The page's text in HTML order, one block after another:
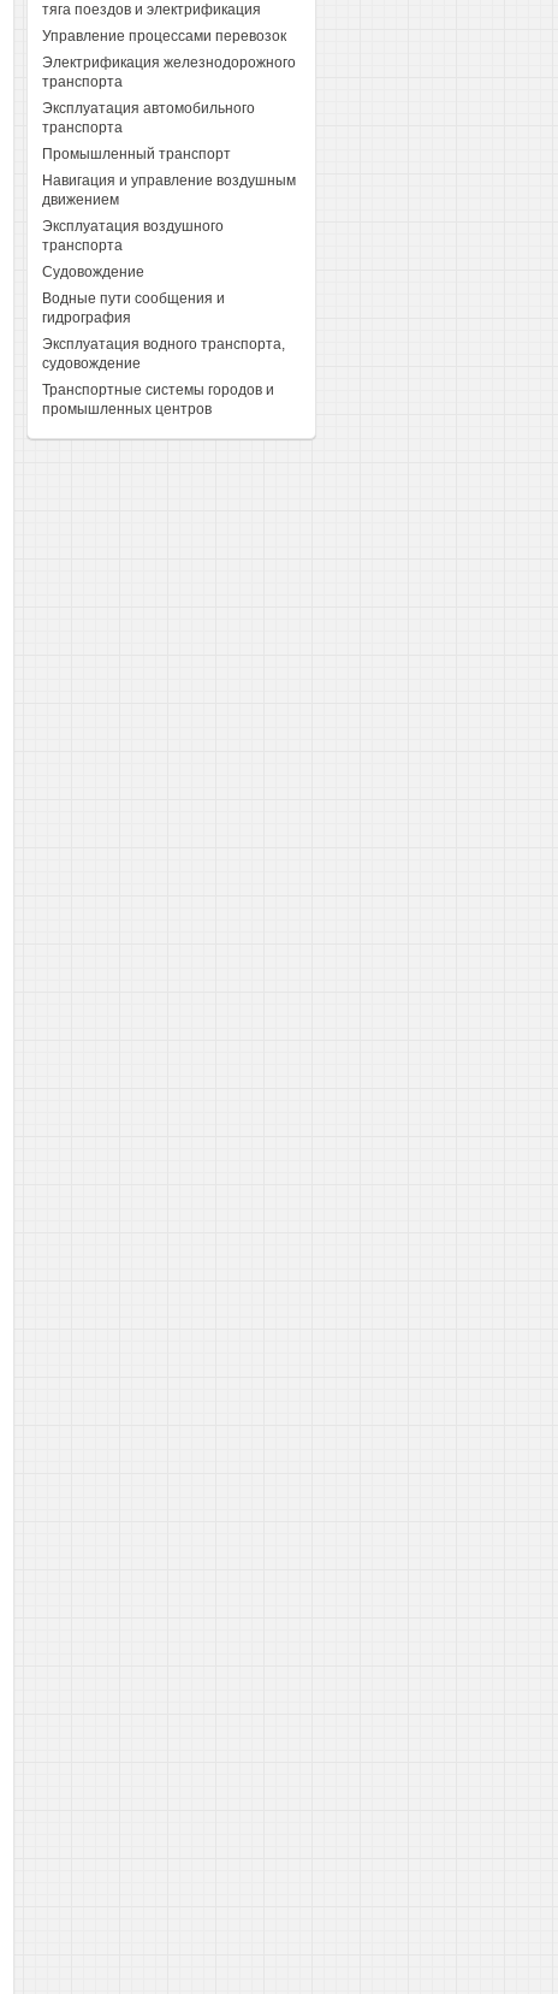
тяга поездов и электрификация
Управление процессами перевозок
Электрификация железнодорожного
транспорта
Эксплуатация автомобильного
транспорта
Промышленный транспорт
Навигация и управление воздушным
движением
Эксплуатация воздушного
транспорта
Судовождение
Водные пути сообщения и
гидрография
Эксплуатация водного транспорта,
судовождение
Транспортные системы городов и
промышленных центров